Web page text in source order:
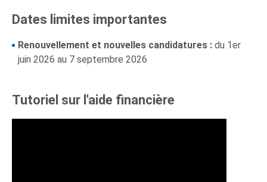
Dates limites importantes
Renouvellement et nouvelles candidatures : du 1er
juin 2026 au 7 septembre 2026
Tutoriel sur l'aide financière